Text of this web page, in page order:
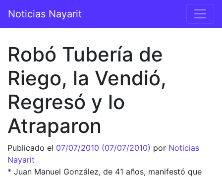
Navegación principal
Noticias Nayarit
Robó Tubería de
Riego, la Vendió,
Regresó y lo
Atraparon
Publicado el 07/07/2010 (07/07/2010) por Noticias
Nayarit
* Juan Manuel González, de 41 años, manifestó que